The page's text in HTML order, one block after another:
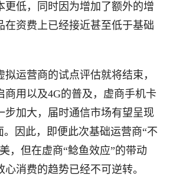
更低，同时因为增加了额外的增
在资费上已经接近甚至低于基础
运营商的试点评估就将结束，
商用以及4G的普及，虚商手机卡
步加大，届时通信市场有望呈现
。因此，即便此次基础运营商“不
，但在虚商“鲶鱼效应”的带动
心消费的趋势已经不可逆转。